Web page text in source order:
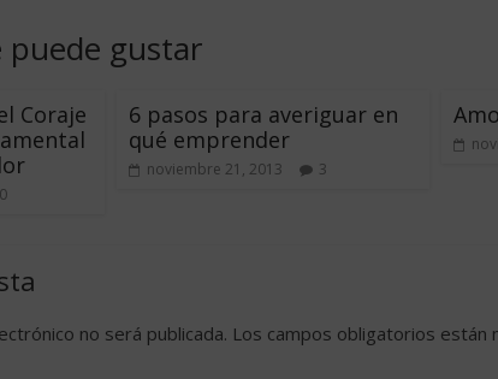
gustar
Coraje
0
6 pasos para averiguar en
qué emprender
noviembre 21, 2013 3
no será publicada. Los campos obligatorios están